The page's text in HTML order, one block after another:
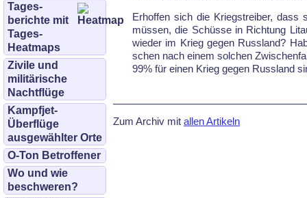
Tages­
berichte mit
Tages-
Heatmaps
Zivile und
militärische
Nachtflüge
Kampfjet-
Überflüge
ausgewählter Orte
O-Ton Betroffener
Wo und wie
beschweren?
Er­hof­fen sich die Kriegs­trei­ber,
müs­sen, die Schüs­se in Rich­tung
wie­der im Krieg ge­gen Russ­land?
schen nach ei­nem sol­chen
99% für einen Krieg ge­gen Russ­land
Zum Archiv mit allen Artikeln